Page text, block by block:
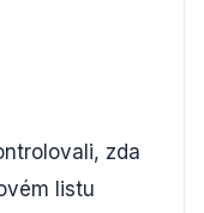
zda
listu